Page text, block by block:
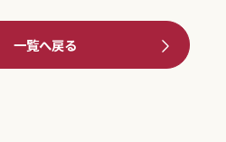
一覧へ戻る